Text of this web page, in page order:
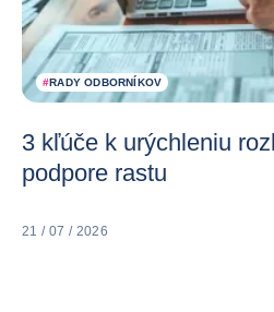
#RADY ODBORNÍKOV
3 kľúče k urýchleniu
podpore rastu
21 / 07 / 2026